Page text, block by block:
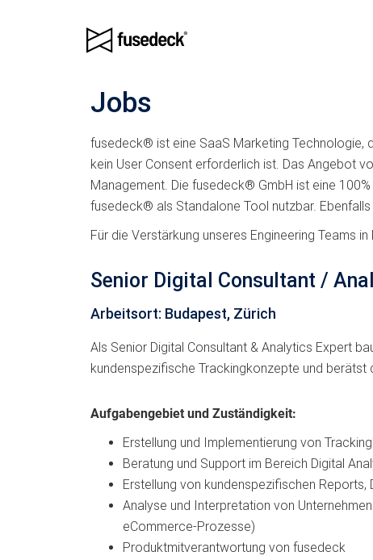
Jobs
fusedeck® ist eine SaaS Marketing Technologie,
kein User Consent erforderlich ist. Das Angebot
Management. Die fusedeck® GmbH ist eine
fusedeck® als Standalone Tool nutzbar.
Für die Verstärkung unseres Engineering Teams
Senior Digital Consultant /
Arbeitsort: Budapest, Zürich
Als Senior Digital Consultant & Analytics Expert
kundenspezifische Trackingkonzepte und
Aufgabengebiet und Zuständigkeit:
Erstellung und Implementierung von
Beratung und Support im Bereich Digital
Erstellung von kundenspezifischen
Analyse und Interpretation von
eCommerce-Prozesse)
Produktmitverantwortung von fusedeck